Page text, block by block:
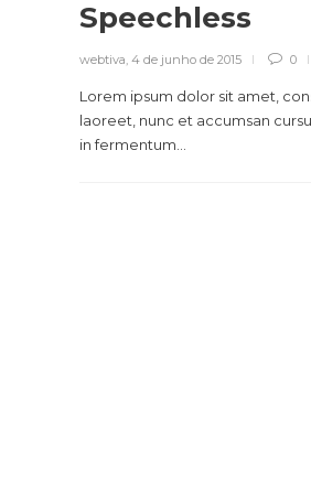
Speechless
webtiva 4 de junho de 2015 0
Lorem ipsum dolor sit amet,
laoreet, nunc et accumsan
in fermentum...